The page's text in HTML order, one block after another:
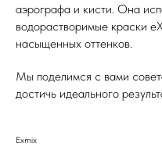
аэрографа и кисти. Она
водорастворимые краски
насыщенных оттенков.
Мы поделимся с вами
достичь идеального
Exmix